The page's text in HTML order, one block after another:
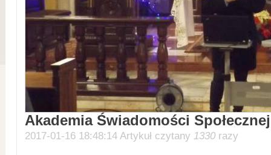
Akademia Świadomości
2017-01-16 18:48:14 Artykuł czytany 1330 razy